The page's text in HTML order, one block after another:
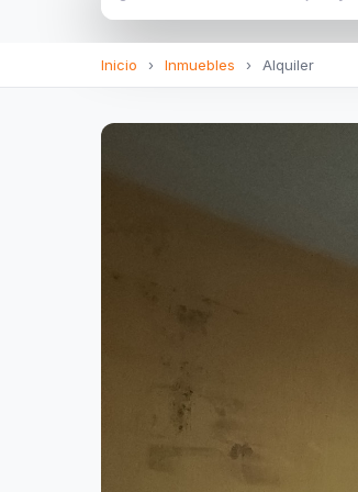
Inicio › Inmuebles › Alquiler